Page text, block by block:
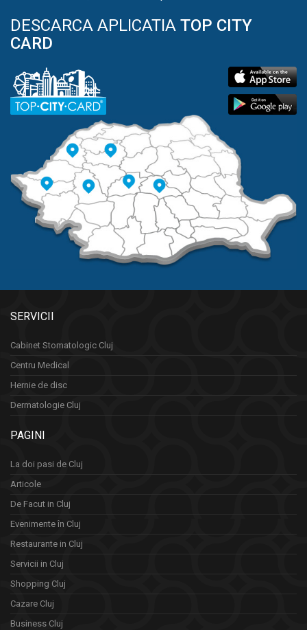
DESCARCA APLICATIA TOP CITY
CARD
SERVICII
Cabinet Stomatologic Cluj
Centru Medical
Hernie de disc
Dermatologie Cluj
PAGINI
La doi pasi de Cluj
Articole
De Facut in Cluj
Evenimente în Cluj
Restaurante in Cluj
Servicii in Cluj
Shopping Cluj
Cazare Cluj
Business Cluj